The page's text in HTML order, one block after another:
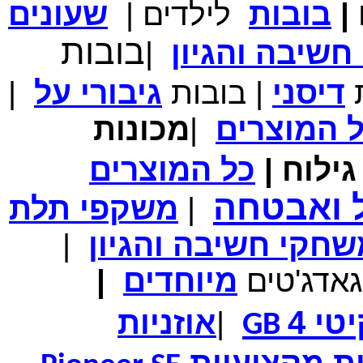
₪700.00 מחיר שוק
₪339.00 המחיר שלך
משלוח חינם
עיטור פרחוני
₪150.00 מחיר שוק
₪104.00 המחיר כולל משלוח :
נרתיק עור יוקרתי עבור אייפוד וידאו 60GB\80GB \שחור
| בובות לילדים |
שעונים
והגיון
|בובות
דיסני | בובות גיבורי על
|
המוצרים |מכונות
| כל המוצרים
ואבטחה | משקפי תלת
חשיבה והגיון
|
גאדג'טים מיוחדים |
4
GB
|אוזניות